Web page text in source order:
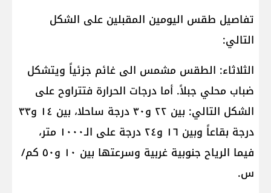
تفاصيل طقس اليومين المقبلين على الشكل
التالي:
الثلاثاء: الطقس مشمس الى غائم جزئياً ويتشكل
ضباب محلي جبلاً. أما درجات الحرارة فتتراوح على
الشكل التالي: بين ٢٢ و٣٠ درجة ساحلا، بين ١٤ و٣٣
درجة بقاعاً وبين ١٦ و٢٤ درجة على الـ١٠٠٠ متر،
فيما الرياح جنوبية غربية وسرعتها بين ١٠ و٥٠ كم/
س.